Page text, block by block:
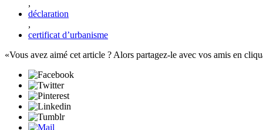
,
déclaration
,
certificat d’urbanisme
Vous avez aimé cet article ? Alors partagez-le avec vos amis en